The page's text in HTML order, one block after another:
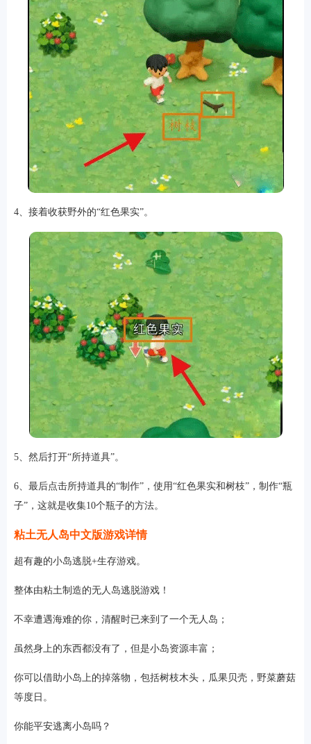
4、接着收获野外的“红色果实”。
5、然后打开“所持道具”。
6、最后点击所持道具的“制作”，使用“红色果实和树枝”，制作“瓶
子”，这就是收集10个瓶子的方法。
粘土无人岛中文版游戏详情
超有趣的小岛逃脱+生存游戏。
整体由粘土制造的无人岛逃脱游戏！
不幸遭遇海难的你，清醒时已来到了一个无人岛；
虽然身上的东西都没有了，但是小岛资源丰富；
你可以借助小岛上的掉落物，包括树枝木头，瓜果贝壳，野菜蘑菇
等度日。
你能平安逃离小岛吗？